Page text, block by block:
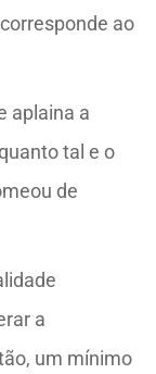
ao
aplaina a
tal e o
de
a
um mínimo